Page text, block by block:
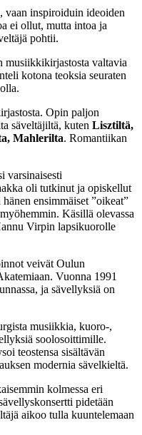
vaan inspiroiduin ideoiden
ei ollut, mutta intoa ja
pohtii.
valtavia
kotona teoksia seuraten
Opin paljon
säveltäjiltä, kuten Lisztiltä,
Mahlerilta. Romantiikan
varsinaisesti
oli tutkinut ja opiskellut
ensimmäiset ”oikeat”
Käsillä olevassa
Virpin lapsikuorolle
veivät Oulun
Vuonna 1991
ja sävellyksiä on
musiikkia, kuoro-,
soolosoittimille.
teostensa sisältävän
modernia sävelkieltä.
kolmessa eri
pidetään
aikoo tulla kuuntelemaan